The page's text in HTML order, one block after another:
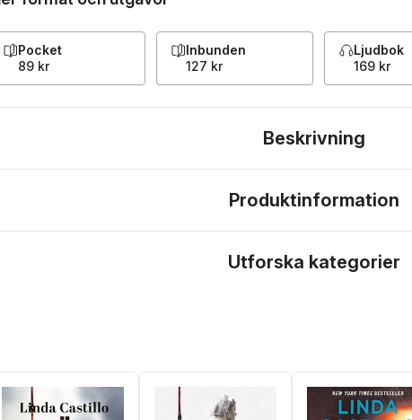
Pocket
89 kr
Inbunden
127 kr
Ljudbok
169 kr
Beskrivning
Produktinformation
Utforska kategorier